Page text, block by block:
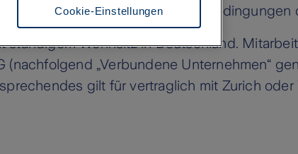
ausdrücklich die Teilnahmebedingungen
ständigem Wohnsitz in Deutschland.
„Verbundene Unternehmen“
gilt für vertraglich mit Zurich oder
Cookie-Einstellungen